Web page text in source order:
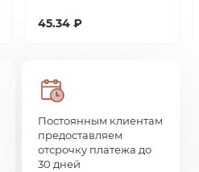
45.34 ₽
Постоянным клиентам
предоставляем
отсрочку платежа до
30 дней